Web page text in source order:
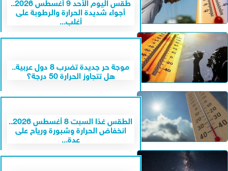
أجواء شديدة الحرارة والرطوبة على
أغلب...
موجة حر جديدة تضرب 8 دول عربية..
هل تتجاوز الحرارة 50 درجة؟
الطقس غدًا السبت 8 أغسطس 2026..
انخفاض الحرارة وشبورة ورياح على
عدة...